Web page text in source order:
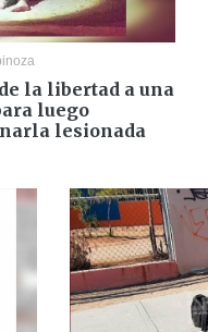
la libertad a una
luego
lesionada